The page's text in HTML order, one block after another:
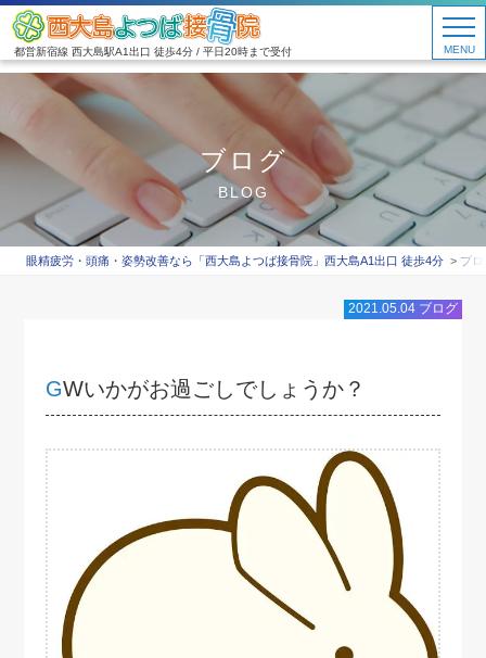
都営新宿線 西大島駅A1出口 徒歩4分 / 平日20時まで受付 MENU
ブログ
BLOG
眼精疲労・頭痛・姿勢改善なら「西大島よつば接骨院」西大島A1出口 徒歩4分 ブロ
2021.05.04 ブログ
GWいかがお過ごしでしょうか？